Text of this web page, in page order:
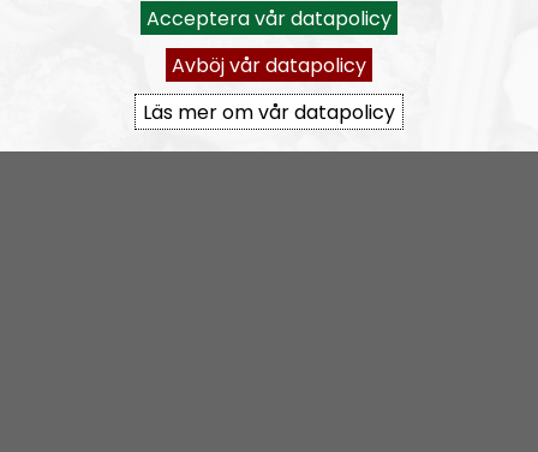
Leadership Perspective Avsnitt 2023-07-12
It’s child abuse not to fight
Acceptera vår datapolicy
Avböj vår datapolicy
Läs mer om vår datapolicy